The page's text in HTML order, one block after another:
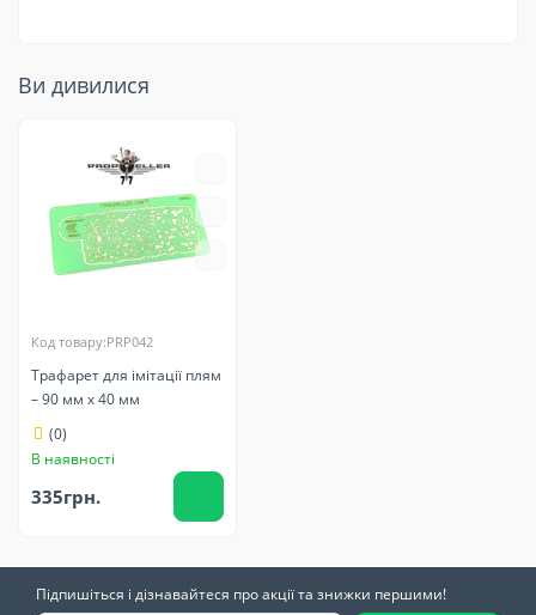
Ви дивилися
Код товару:PRP042
Трафарет для імітації плям
– 90 мм х 40 мм
(0)
В наявності
335грн.
Підпишіться і дізнавайтеся про акції та знижки першими!